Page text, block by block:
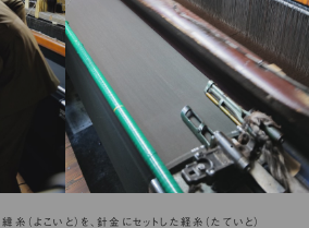
糸（よこいと）を、針金にセットした経糸（たていと）